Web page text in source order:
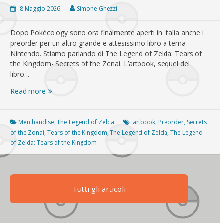
8 Maggio 2026 Simone Ghezzi
Dopo Pokécology sono ora finalmente aperti in Italia anche i
preorder per un altro grande e attesissimo libro a tema
Nintendo. Stiamo parlando di The Legend of Zelda: Tears of
the Kingdom- Secrets of the Zonai. L’artbook, sequel del
libro…
Read more Tears
Kingdom
–
Secrets
of
Zonai:
dell’artbook
sono
Merchandise,The Legend of Zelda artbook, Preorder, Secrets
of the Zonai,Tears of the Kingdom,The Legend of Zelda,The Legend
of Zelda: Tears of the Kingdom
Tutti gli articoli